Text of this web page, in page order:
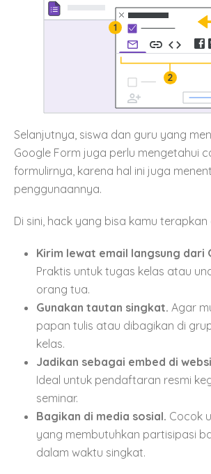
Selanjutnya, siswa dan guru yang
Google Form juga perlu mengetahui
formulirnya, karena hal ini juga
penggunaannya.
Di sini, hack yang bisa kamu terapkan
Kirim lewat email langsung dari
Praktis untuk tugas kelas atau
orang tua.
Gunakan tautan singkat. Agar
papan tulis atau dibagikan di
kelas.
Jadikan sebagai embed di
Ideal untuk pendaftaran resmi
seminar.
Bagikan di media sosial. Cocok
yang membutuhkan partisipasi
dalam waktu singkat.